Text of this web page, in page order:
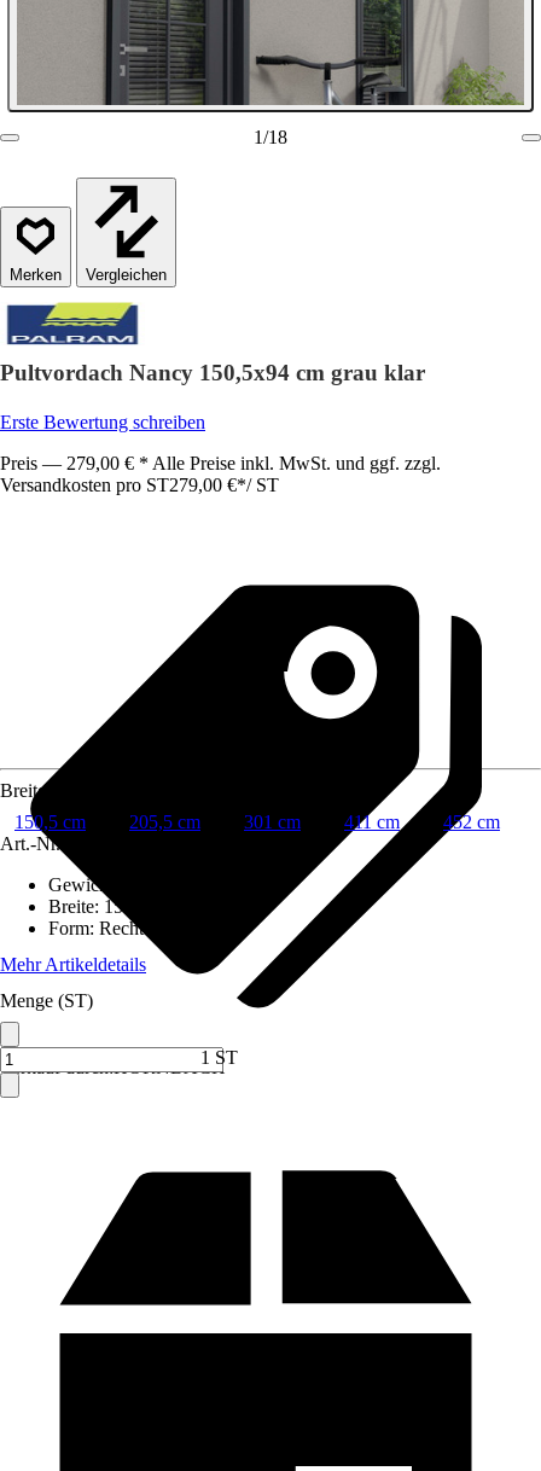
1/18
Vergleichen
Pultvordach Nancy 150,5x94 cm grau klar
Erste Bewertung schreiben
Preis — 279,00 € * Alle Preise inkl. MwSt. und ggf. zzgl.
Versandkosten pro ST279,00 €*/ ST
Verkauf durch:HORNBACH
Breite
150,5 cm
205,5 cm 301 cm 411 cm
452 cm
Art.-Nr.
Gewicht
Breite: 150,5 cm
Form: Rechteckdach
Mehr Artikeldetails
Menge (ST)
1 ST